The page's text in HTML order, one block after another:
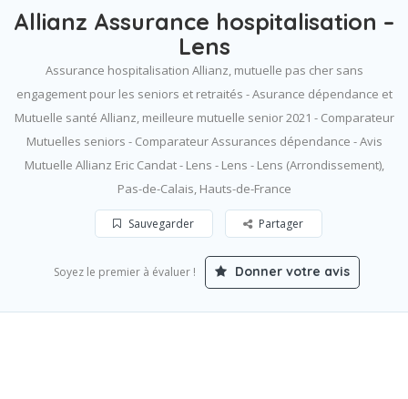
Allianz Assurance hospitalisation –
Lens
Assurance hospitalisation Allianz, mutuelle pas cher sans
engagement pour les seniors et retraités - Asurance dépendance et
Mutuelle santé Allianz, meilleure mutuelle senior 2021 - Comparateur
Mutuelles seniors - Comparateur Assurances dépendance - Avis
Mutuelle Allianz Eric Candat - Lens - Lens - Lens (Arrondissement),
Pas-de-Calais, Hauts-de-France
Sauvegarder Partager
Soyez le premier à évaluer ! Donner votre avis